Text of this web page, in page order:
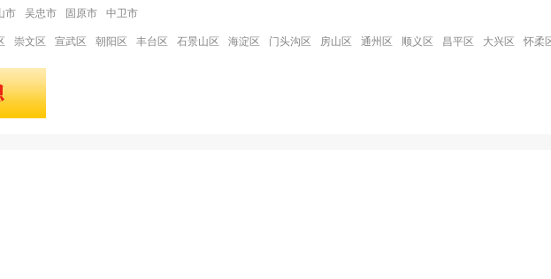
市 吴忠市 固原市 中卫市
崇文区 宣武区 朝阳区 丰台区 石景山区 海淀区 门头沟区 房山区 通州区 顺义区 昌平区 大兴区 怀柔